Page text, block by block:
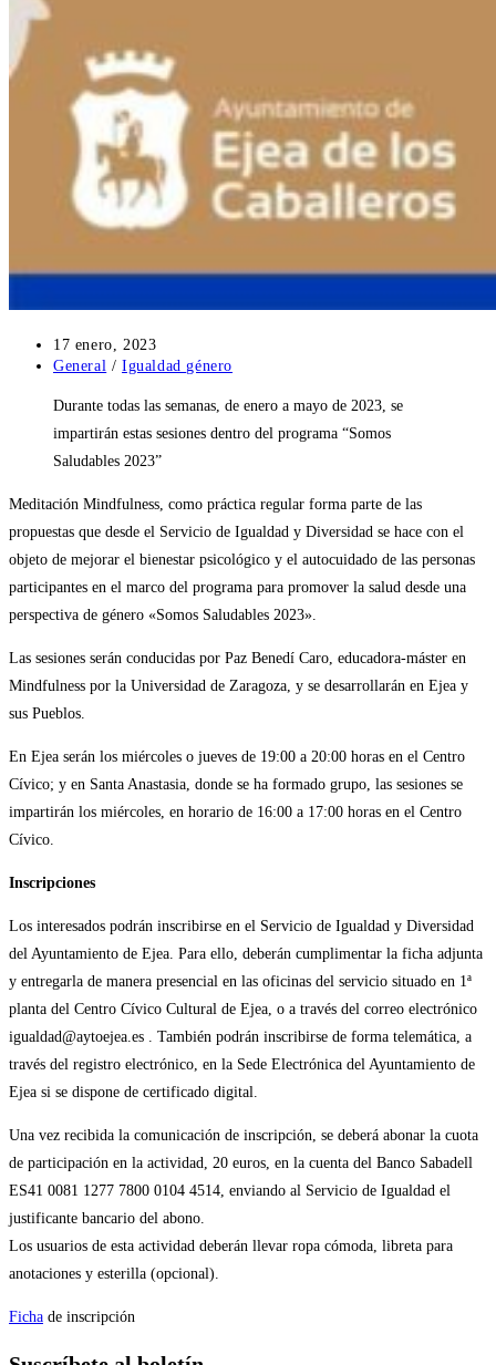
Publicación
de
entrada:
17 enero, 2023
Categoría
la
entrada:
General / Igualdad género
Durante todas las semanas, de enero a mayo de 2023, se
impartirán estas sesiones dentro del programa “Somos
Saludables 2023”
Meditación Mindfulness, como práctica regular forma parte de las
propuestas que desde el Servicio de Igualdad y Diversidad se hace con el
objeto de mejorar el bienestar psicológico y el autocuidado de las personas
participantes en el marco del programa para promover la salud desde una
perspectiva de género «Somos Saludables 2023».
Las sesiones serán conducidas por Paz Benedí Caro, educadora-máster en
Mindfulness por la Universidad de Zaragoza, y se desarrollarán en Ejea y
sus Pueblos.
En Ejea serán los miércoles o jueves de 19:00 a 20:00 horas en el Centro
Cívico; y en Santa Anastasia, donde se ha formado grupo, las sesiones se
impartirán los miércoles, en horario de 16:00 a 17:00 horas en el Centro
Cívico.
Inscripciones
Los interesados podrán inscribirse en el Servicio de Igualdad y Diversidad
del Ayuntamiento de Ejea. Para ello, deberán cumplimentar la ficha adjunta
y entregarla de manera presencial en las oficinas del servicio situado en 1ª
planta del Centro Cívico Cultural de Ejea, o a través del correo electrónico
igualdad@aytoejea.es . También podrán inscribirse de forma telemática, a
través del registro electrónico, en la Sede Electrónica del Ayuntamiento de
Ejea si se dispone de certificado digital.
Una vez recibida la comunicación de inscripción, se deberá abonar la cuota
de participación en la actividad, 20 euros, en la cuenta del Banco Sabadell
ES41 0081 1277 7800 0104 4514, enviando al Servicio de Igualdad el
justificante bancario del abono.
Los usuarios de esta actividad deberán llevar ropa cómoda, libreta para
anotaciones y esterilla (opcional).
Ficha de inscripción